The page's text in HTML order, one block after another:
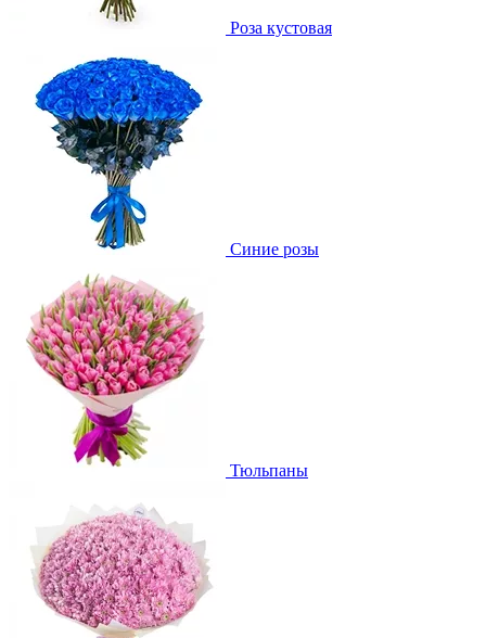
Роза кустовая
Синие розы
Тюльпаны